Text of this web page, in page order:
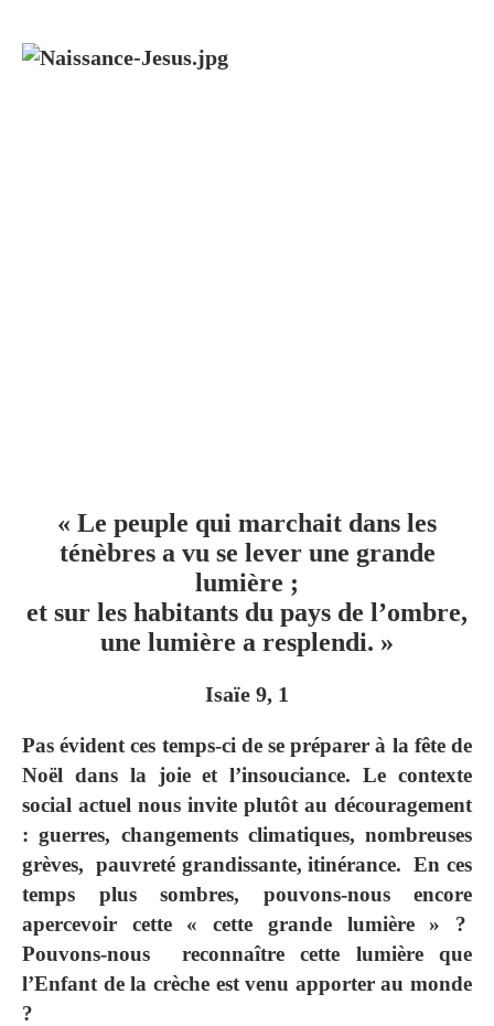
« Le peuple qui marchait dans les
ténèbres a vu se lever une grande
lumière ;
et sur les habitants du pays de l’ombre,
une lumière a resplendi. »
Isaïe 9, 1
Pas évident ces temps-ci de se préparer à la fête de
Noël dans la joie et l’insouciance. Le contexte
social actuel nous invite plutôt au découragement
: guerres, changements climatiques, nombreuses
grèves, pauvreté grandissante, itinérance. En ces
temps plus sombres, pouvons-nous encore
apercevoir cette « cette grande lumière » ?
Pouvons-nous reconnaître cette lumière que
l’Enfant de la crèche est venu apporter au monde
?